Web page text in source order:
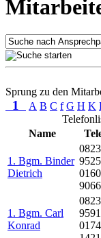
Sprung zu den
1 A B C f G H K
Name
1. Bgm. Binder
Dietrich
0160
1. Bgm. Carl
Konrad
0174